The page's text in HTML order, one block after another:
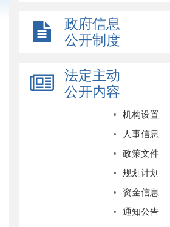
政府信息
公开制度
法定主动
公开内容
机构设置
人事信息
政策文件
规划计划
资金信息
通知公告